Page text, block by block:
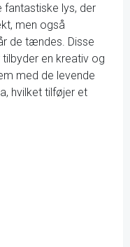
fantastiske lys, der
men også
de tændes. Disse
en kreativ og
med de levende
hvilket tilføjer et